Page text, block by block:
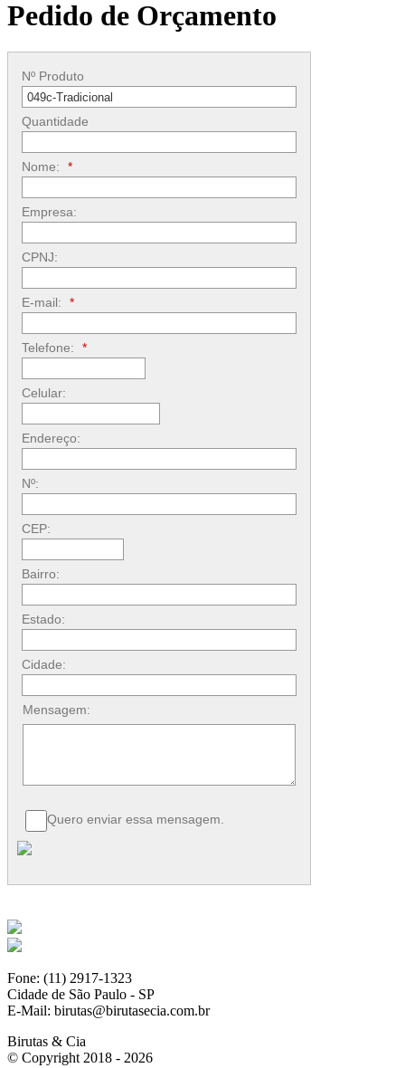
Pedido de Orçamento
Nº Produto
Quantidade
Nome: *
Empresa:
CPNJ:
E-mail: *
Telefone: *
Celular:
Endereço:
Nº:
CEP:
Bairro:
Estado:
Cidade:
Mensagem:
Quero enviar essa mensagem.
Fone: (11) 2917-1323
Cidade de São Paulo - SP
E-Mail: birutas@birutasecia.com.br
Birutas & Cia
© Copyright 2018 - 2026